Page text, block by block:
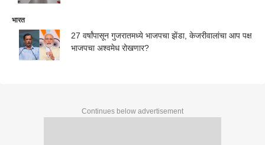
भारत
27 वर्षांपासून गुजरातमध्ये भाजपचा झेंडा, केजरीवालांचा आप पक्ष
भाजपचा अश्वमेध रोखणार?
Continues below advertisement